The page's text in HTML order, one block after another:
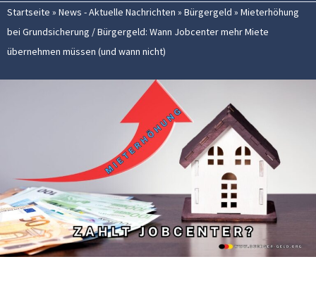
Startseite » News - Aktuelle Nachrichten » Bürgergeld » Mieterhöhung
bei Grundsicherung / Bürgergeld: Wann Jobcenter mehr Miete
übernehmen müssen (und wann nicht)